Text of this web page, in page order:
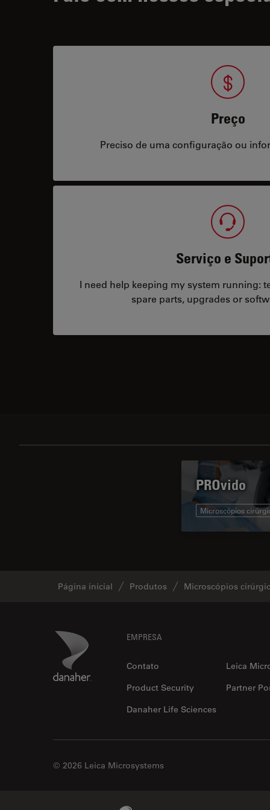
Preço
Preciso de uma configuração ou
Serviço e
I need help keeping my system running:
spare parts, upgrades or
PROvido
Microscópios
Página inicial Produtos Microscópios
Danaher Logo EMPRESA
Contato
Leica
Product Security
Partner
Danaher Life Sciences
© 2026 Leica Microsystems